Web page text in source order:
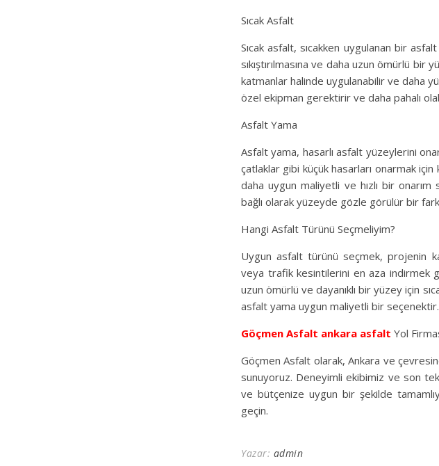
Sıcak Asfalt
Sıcak asfalt, sıcakken uygulanan bir
sıkıştırılmasına ve daha uzun ömürlü bir
katmanlar halinde uygulanabilir ve daha
özel ekipman gerektirir ve daha pahalı
Asfalt Yama
Asfalt yama, hasarlı asfalt yüzeylerini
çatlaklar gibi küçük hasarları onarmak
daha uygun maliyetli ve hızlı bir
bağlı olarak yüzeyde gözle görülür bir
Hangi Asfalt Türünü Seçmeliyim?
Uygun asfalt türünü seçmek, projenin
veya trafik kesintilerini en aza indirmek
uzun ömürlü ve dayanıklı bir yüzey için
asfalt yama uygun maliyetli bir seçenektir.
Göçmen Asfalt ankara asfalt Yol
Göçmen Asfalt olarak, Ankara ve
sunuyoruz. Deneyimli ekibimiz ve son
ve bütçenize uygun bir şekilde
geçin.
Yazar: admin